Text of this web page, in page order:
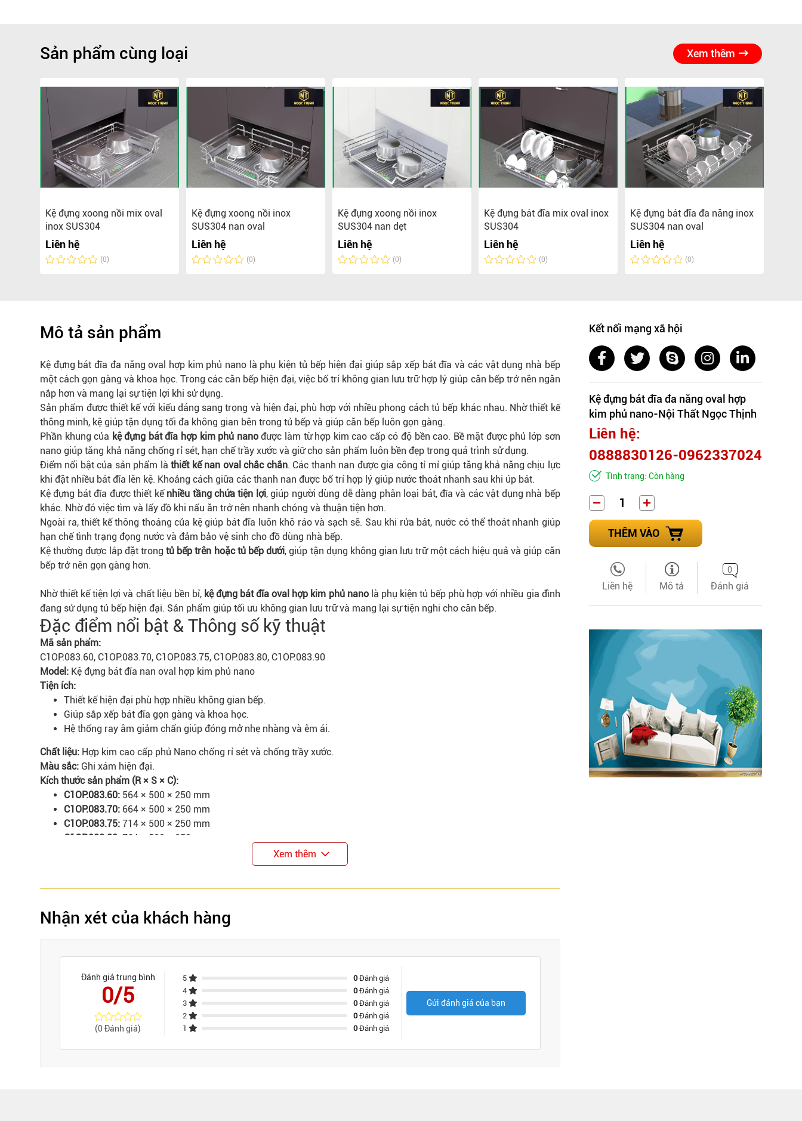
Sản phẩm cùng loại Xem thêm
Kệ đựng xoong nồi mix oval
inox SUS304
Liên hệ
(0)
Kệ đựng xoong nồi inox
SUS304 nan oval
Liên hệ
(0)
Kệ đựng xoong nồi inox
SUS304 nan dẹt
Liên hệ
(0)
Kệ đựng bát đĩa mix oval inox
SUS304
Liên hệ
(0)
Kệ đựng bát đĩa đa năng inox
SUS304 nan oval
Liên hệ
(0)
Mô tả sản phẩm
Kệ đựng bát đĩa đa năng oval hợp kim phủ nano là phụ kiện tủ bếp hiện đại giúp sắp xếp bát đĩa và các vật dụng nhà bếp
một cách gọn gàng và khoa học. Trong các căn bếp hiện đại, việc bố trí không gian lưu trữ hợp lý giúp căn bếp trở nên ngăn
nắp hơn và mang lại sự tiện lợi khi sử dụng.
Sản phẩm được thiết kế với kiểu dáng sang trọng và hiện đại, phù hợp với nhiều phong cách tủ bếp khác nhau. Nhờ thiết kế
thông minh, kệ giúp tận dụng tối đa không gian bên trong tủ bếp và giúp căn bếp luôn gọn gàng.
Phần khung của kệ đựng bát đĩa hợp kim phủ nanođược làm từ hợp kim cao cấp có độ bền cao. Bề mặt được phủ lớp sơn
nano giúp tăng khả năng chống rỉ sét, hạn chế trầy xước và giữ cho sản phẩm luôn bền đẹp trong quá trình sử dụng.
Điểm nổi bật của sản phẩm làthiết kế nan oval chắc chắn. Các thanh nan được gia công tỉ mỉ giúp tăng khả năng chịu lực
khi đặt nhiều bát đĩa lên kệ. Khoảng cách giữa các thanh nan được bố trí hợp lý giúp nước thoát nhanh sau khi úp bát.
Kệ đựng bát đĩa được thiết kế nhiều tầng chứa tiện lợi, giúp người dùng dễ dàng phân loại bát, đĩa và các vật dụng nhà bếp
khác. Nhờ đó việc tìm và lấy đồ khi nấu ăn trở nên nhanh chóng và thuận tiện hơn.
Ngoài ra, thiết kế thông thoáng của kệ giúp bát đĩa luôn khô ráo và sạch sẽ. Sau khi rửa bát, nước có thể thoát nhanh giúp
hạn chế tình trạng đọng nước và đảm bảo vệ sinh cho đồ dùng nhà bếp.
Kệ thường được lắp đặt trongtủ bếp trên hoặc tủ bếp dưới, giúp tận dụng không gian lưu trữ một cách hiệu quả và giúp căn
bếp trở nên gọn gàng hơn.
Nhờ thiết kế tiện lợi và chất liệu bền bỉ, kệ đựng bát đĩa oval hợp kim phủ nanolà phụ kiện tủ bếp phù hợp với nhiều gia đình
đang sử dụng tủ bếp hiện đại. Sản phẩm giúp tối ưu không gian lưu trữ và mang lại sự tiện nghi cho căn bếp.
Đặc điểm nổi bật & Thông số kỹ thuật
Mã sản phẩm:
C1OP.083.60, C1OP.083.70, C1OP.083.75, C1OP.083.80, C1OP.083.90
Model: Kệ đựng bát đĩa nan oval hợp kim phủ nano
Tiện ích:
Thiết kế hiện đại phù hợp nhiều không gian bếp.
Giúp sắp xếp bát đĩa gọn gàng và khoa học.
Hệ thống ray âm giảm chấn giúp đóng mở nhẹ nhàng và êm ái.
Chất liệu: Hợp kim cao cấp phủ Nano chống rỉ sét và chống trầy xước.
Màu sắc: Ghi xám hiện đại.
Kích thước sản phẩm (R × S × C):
C1OP.083.60: 564 × 500 × 250 mm
C1OP.083.70: 664 × 500 × 250 mm
C1OP.083.75: 714 × 500 × 250 mm
C1OP.083.80: 764 × 500 × 250 mm
Nhập khẩu:Grob Việt Nam
Bảo hành: 24 tháng
Xem thêm
Nhận xét của khách hàng
Đánh giá trung bình
0/5
(0 Đánh giá)
5 0Đánh giá
4
0Đánh giá
3
0Đánh giá
2
0Đánh giá
1
0Đánh giá
Gửi đánh giá của bạn
Kết nối mạng xã hội
Kệ đựng bát đĩa đa năng oval hợp
kim phủ nano-Nội Thất Ngọc Thịnh
Liên hệ:
0888830126-0962337024
Tình trạng: Còn hàng
THÊM VÀO
Liên hệ Mô tả
0
Đánh giá